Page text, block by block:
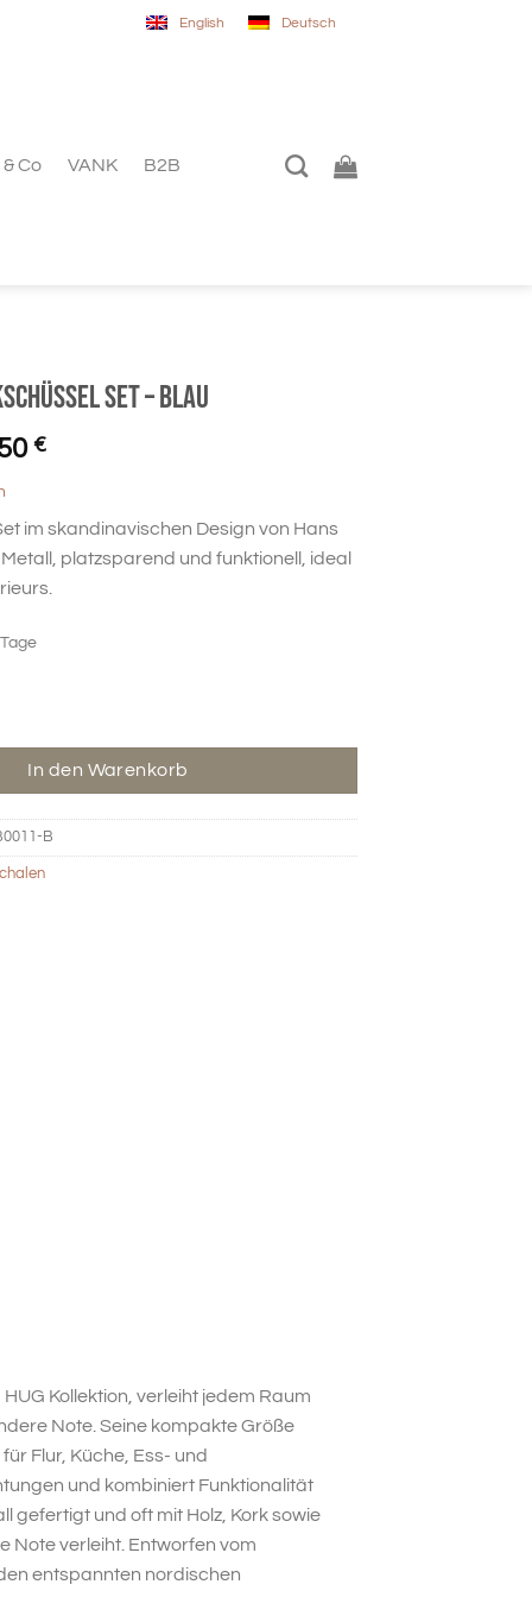
English Deutsch
Co VANK B2B
Set – blau
€
€Aktueller
39,50 €.
im skandinavischen Design von Hans
Metall, platzsparend und funktionell, ideal
In den Warenkorb
B
Kollektion, verleiht jedem Raum
Note. Seine kompakte Größe
Flur, Küche, Ess- und
und kombiniert Funktionalität
gefertigt und oft mit Holz, Kork sowie
Note verleiht. Entworfen vom
entspannten nordischen